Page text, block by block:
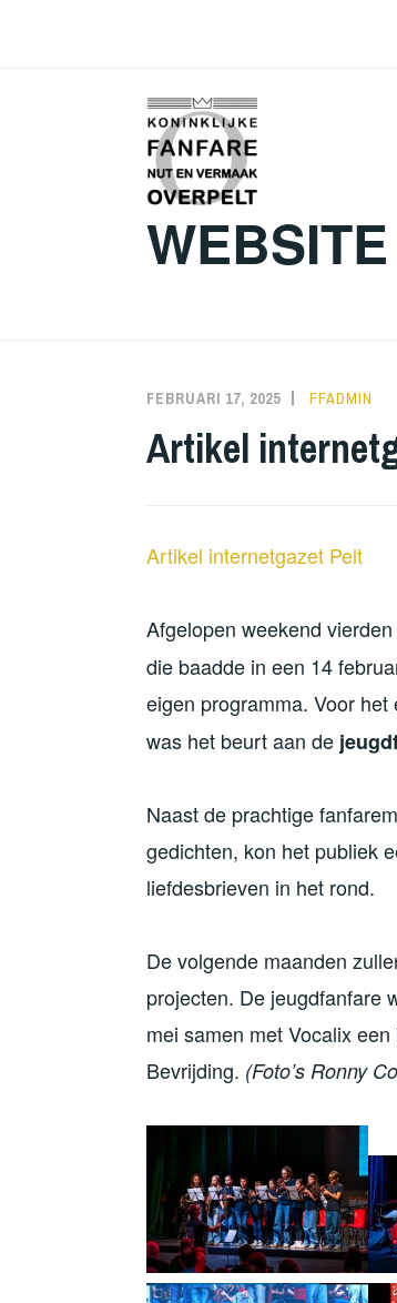
FEBRUARI 17, 2025 FFADMIN
Artikel
Artikel internetgazet Pelt
Afgelopen weekend
die baadde in een 14
eigen programma. Voor
was het beurt aan de
Naast de prachtige
gedichten, kon het publiek
liefdesbrieven in het rond.
De volgende maanden
projecten. De jeugdfanfare
mei samen met Vocalix
Bevrijding. (Foto’s Ronny